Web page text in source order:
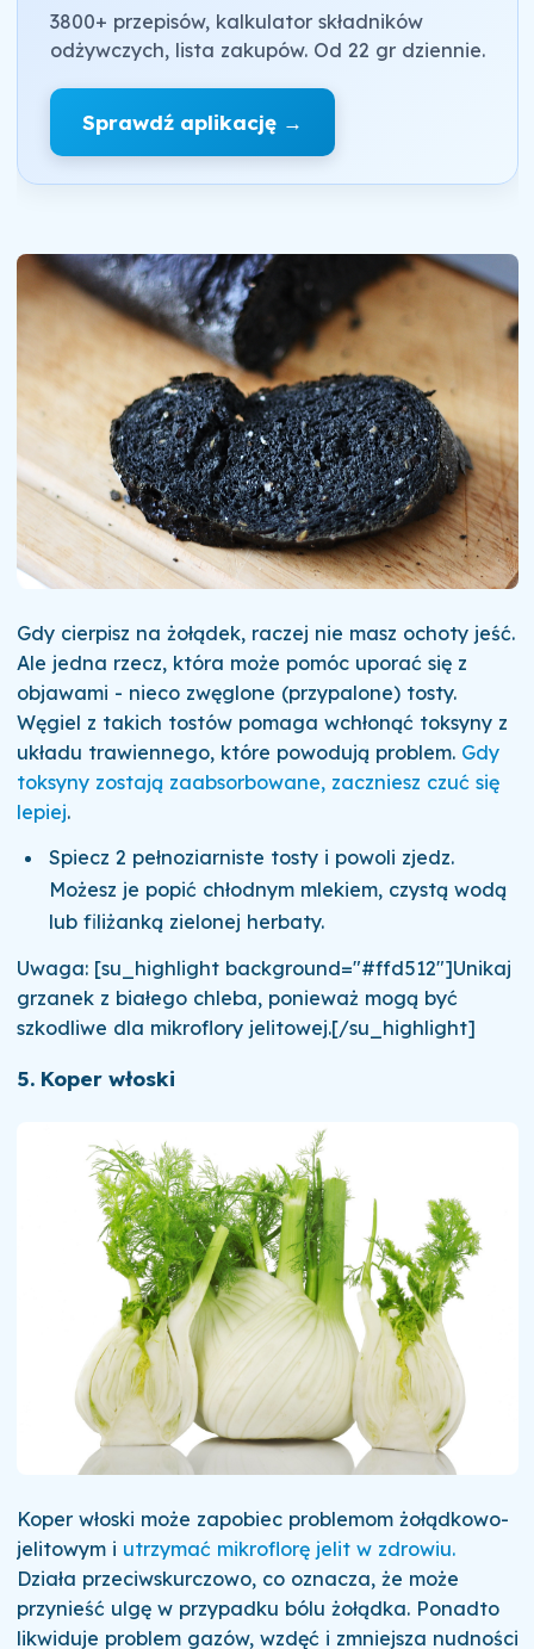
3800+ przepisów, kalkulator składników
odżywczych, lista zakupów. Od 22 gr dziennie.
Sprawdź aplikację →
Gdy cierpisz na żołądek, raczej nie masz ochoty jeść.
Ale jedna rzecz, która może pomóc uporać się z
objawami - nieco zwęglone (przypalone) tosty.
Węgiel z takich tostów pomaga wchłonąć toksyny z
układu trawiennego, które powodują problem. Gdy
toksyny zostają zaabsorbowane, zaczniesz czuć się
lepiej.
Spiecz 2 pełnoziarniste tosty i powoli zjedz.
Możesz je popić chłodnym mlekiem, czystą wodą
lub filiżanką zielonej herbaty.
Uwaga: [su_highlight background="#ffd512"]Unikaj
grzanek z białego chleba, ponieważ mogą być
szkodliwe dla mikroflory jelitowej.[/su_highlight]
5. Koper włoski
Koper włoski może zapobiec problemom żołądkowo-
jelitowym i utrzymać mikroflorę jelit w zdrowiu.
Działa przeciwskurczowo, co oznacza, że może
przynieść ulgę w przypadku bólu żołądka. Ponadto
likwiduje problem gazów, wzdęć i zmniejsza nudności